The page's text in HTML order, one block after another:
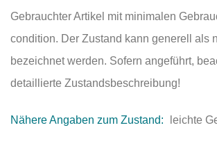
Gebrauchter Artikel mit minimalen
condition. Der Zustand kann generell als
bezeichnet werden. Sofern angeführt,
detaillierte Zustandsbeschreibung!
Nähere Angaben zum Zustand: leichte